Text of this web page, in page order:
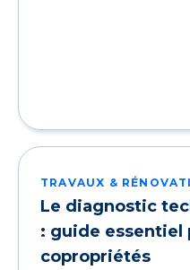
TRAVAUX &
Le diagnostic
: guide essentiel
copropriétés